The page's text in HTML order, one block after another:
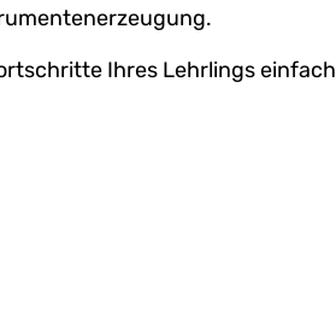
Ihres Lehrlings einfach